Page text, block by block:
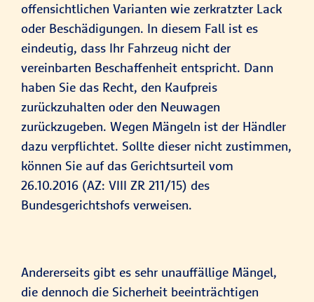
offensichtlichen Varianten wie zerkratzter Lack
oder Beschädigungen. In diesem Fall ist es
eindeutig, dass Ihr Fahrzeug nicht der
vereinbarten Beschaffenheit entspricht. Dann
haben Sie das Recht, den Kaufpreis
zurückzuhalten oder den Neuwagen
zurückzugeben. Wegen Mängeln ist der Händler
dazu verpflichtet. Sollte dieser nicht zustimmen,
können Sie auf das Gerichtsurteil vom
26.10.2016 (AZ: VIII ZR 211/15) des
Bundesgerichtshofs verweisen.
Andererseits gibt es sehr unauffällige Mängel,
die dennoch die Sicherheit beeinträchtigen